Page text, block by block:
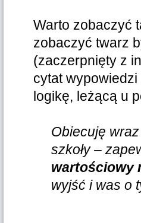
Warto zobaczyć
zobaczyć twarz
(zaczerpnięty z
cytat
logikę, leżącą u
Obiecuję
szkoły –
wartościowy
wyjść i was o